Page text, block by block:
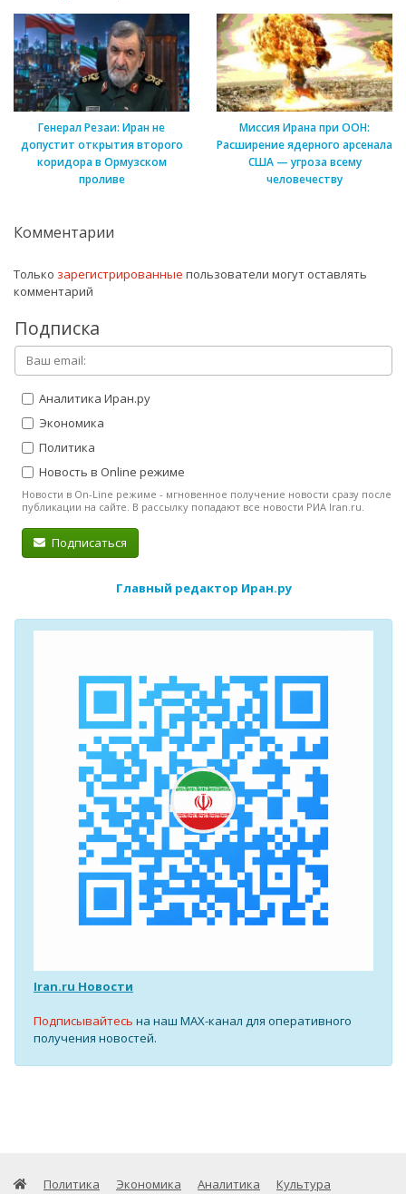
Генерал Резаи: Иран не
допустит открытия второго
коридора в Ормузском
проливе
Миссия Ирана при ООН:
Расширение ядерного арсенала
США — угроза всему
человечеству
Комментарии
Только зарегистрированные пользователи могут оставлять
комментарий
Подписка
Аналитика Иран.ру
Экономика
Политика
Новость в Online режиме
Новости в On-Line режиме - мгновенное получение новости сразу после
публикации на сайте. В рассылку попадают все новости РИА Iran.ru.
Подписаться
Главный редактор Иран.ру
Iran.ru Новости
Подписывайтесь на наш MAX-канал для оперативного
получения новостей.
Политика Экономика Аналитика Культура